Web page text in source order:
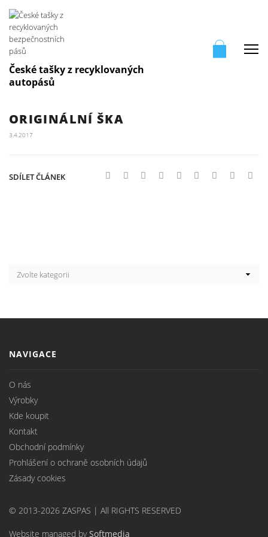
České tašky z recyklovaných
autopásů
ORIGINÁLNÍ ŠKA
3.4.2017
SDÍLET ČLÁNEK
NAVIGACE
O nás
Výrobky
Kde koupit
Kontakt
Obchodní podmínky
Prohlášení o ochraně osobních údajů
Zásady cookies
© 2013-2026 ZASPAS | All RIGHTS RESERVED
Website managed bySoftmedia